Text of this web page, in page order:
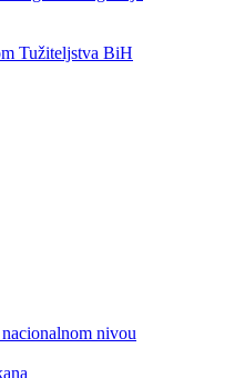
Tužiteljstva BiH
nivou